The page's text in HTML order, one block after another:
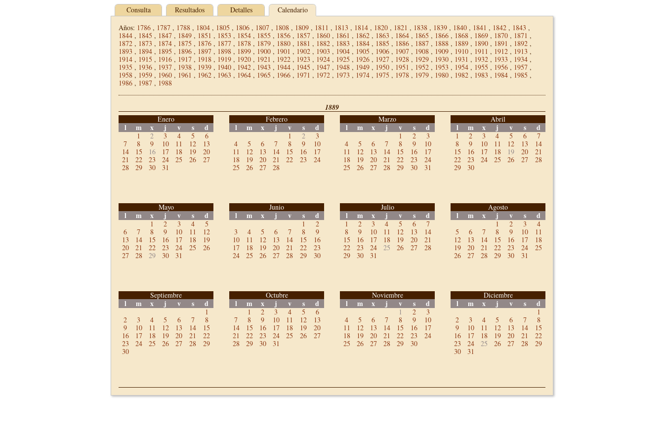
Consulta Resultados Detalles
Calendario
Años: 1786 , 1787 , 1788 , 1804 , 1805 , 1806 , 1807 , 1808 , 1809 , 1811 , 1813 , 1814 , 1820 , 1821 , 1838 , 1839 , 1840 , 1841 , 1842 , 1843 ,
1844 , 1845 , 1847 , 1849 , 1851 , 1853 , 1854 , 1855 , 1856 , 1857 , 1860 , 1861 , 1862 , 1863 , 1864 , 1865 , 1866 , 1868 , 1869 , 1870 , 1871 ,
1872 , 1873 , 1874 , 1875 , 1876 , 1877 , 1878 , 1879 , 1880 , 1881 , 1882 , 1883 , 1884 , 1885 , 1886 , 1887 , 1888 , 1889 , 1890 , 1891 , 1892 ,
1893 , 1894 , 1895 , 1896 , 1897 , 1898 , 1899 , 1900 , 1901 , 1902 , 1903 , 1904 , 1905 , 1906 , 1907 , 1908 , 1909 , 1910 , 1911 , 1912 , 1913 ,
1914 , 1915 , 1916 , 1917 , 1918 , 1919 , 1920 , 1921 , 1922 , 1923 , 1924 , 1925 , 1926 , 1927 , 1928 , 1929 , 1930 , 1931 , 1932 , 1933 , 1934 ,
1935 , 1936 , 1937 , 1938 , 1939 , 1940 , 1942 , 1943 , 1944 , 1945 , 1947 , 1948 , 1949 , 1950 , 1951 , 1952 , 1953 , 1954 , 1955 , 1956 , 1957 ,
1958 , 1959 , 1960 , 1961 , 1962 , 1963 , 1964 , 1965 , 1966 , 1971 , 1972 , 1973 , 1974 , 1975 , 1978 , 1979 , 1980 , 1982 , 1983 , 1984 , 1985 ,
1986 , 1987 , 1988
1889
Enero
l m x j v s d
1 2 3 4 5
6
7
8 9 10 11 12
13
14
15 16 17 18 19
20
21
22 23 24 25 26
27
28
29 30 31
Febrero
l m x j v s d
1 2
3
4
5 6 7 8 9
10
11
12 13 14 15 16
17
18
19 20 21 22 23
24
25
26 27 28
Marzo
l m x j v s d
1 2
3
4
5 6 7 8 9
10
11
12 13 14 15 16
17
18
19 20 21 22 23
24
25
26 27 28 29 30 31
Abril
l m x j v s d
1 2 3 4 5 6
7
8
9 10 11 12 13
14
15
16 17 18 19 20
21
22
23 24 25 26 27
28
29
30
Mayo
l m x j v s d
1 2 3 4
5
6
7 8 9 10 11
12
13
14 15 16 17 18
19
20
21 22 23 24 25
26
27
28 29 30 31
Junio
l m x j v s d
1
2
3
4 5 6 7 8
9
10
11 12 13 14 15
16
17
18 19 20 21 22
23
24
25 26 27 28 29 30
Julio
l m x j v s d
1 2 3 4 5 6
7
8
9 10 11 12 13
14
15
16 17 18 19 20
21
22
23 24 25 26 27
28
29
30 31
Agosto
l m x j v s d
1 2 3
4
5
6 7 8 9 10
11
12
13 14 15 16 17
18
19
20 21 22 23 24
25
26
27 28 29 30 31
Septiembre
l m x j v s d
1
2
3 4 5 6 7
8
9
10 11 12 13 14
15
16
17 18 19 20 21
22
23
24 25 26 27 28
29
30
Octubre
l m x j v s d
1 2 3 4 5
6
7
8 9 10 11 12
13
14
15 16 17 18 19
20
21
22 23 24 25 26
27
28
29 30 31
Noviembre
l m x j v s d
1 2
3
4
5 6 7 8 9
10
11
12 13 14 15 16
17
18
19 20 21 22 23
24
25
26 27 28 29 30
Diciembre
l m x j v s d
1
2
3 4 5 6 7
8
9
10 11 12 13 14
15
16
17 18 19 20 21
22
23
24 25 26 27 28
29
30
31